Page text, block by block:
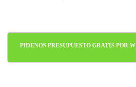
PIDENOS PRESUPUESTO GRATIS POR